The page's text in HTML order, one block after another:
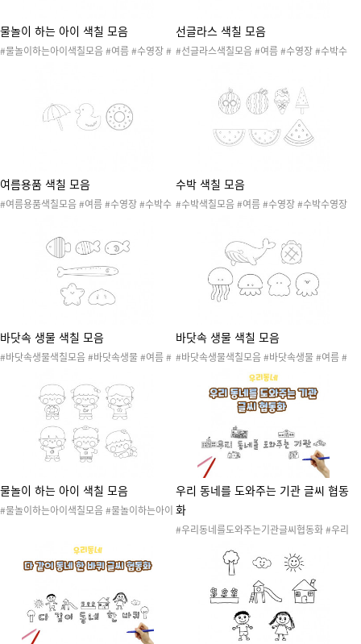
물놀이 하는 아이 색칠 모음
#물놀이하는아이색칠모음 #여름 #수영장 #
선글라스 색칠 모음
#선글라스색칠모음 #여름 #수영장 #수박수
환경구성 #색칠도안
여름용품 색칠 모음
#여름용품색칠모음 #여름 #수영장 #수박수
환경구성 #색칠도안 #튜브 #오리장난감 #파
라솔 #수박튜브
수박 색칠 모음
#수박색칠모음 #여름 #수영장 #수박수영장
구성 #색칠도안
바닷속 생물 색칠 모음
#바닷속생물색칠모음 #바닷속생물 #여름 #
여름놀이 #여름도안 #여름환경 #여름환경구
성 #색칠도안 #물고기 #불가사리 #조개
바닷속 생물 색칠 모음
#바닷속생물색칠모음 #바닷속생물 #여름 #
바다 #여름바다 #물놀이 #수영 #여름활동 #
여름놀이 #여름도안 #여름환경 #여름환경구
성 #색칠도안 #거북이 #고래 #문어 #오징어
물놀이 하는 아이 색칠 모음
#물놀이하는아이색칠모음 #물놀이하는아이
름환경구성 #색칠도안
우리 동네를 도와주는 기관 글씨 협동
화
#우리동네를도와주는기관글씨협동화 #우리
우리동네활동 #우리동네놀이 #우리동네도안
#우리동네만들기 #협동화 #우리동네협동화
#미술활동 #색칠하기 #협동작품 #콜라주